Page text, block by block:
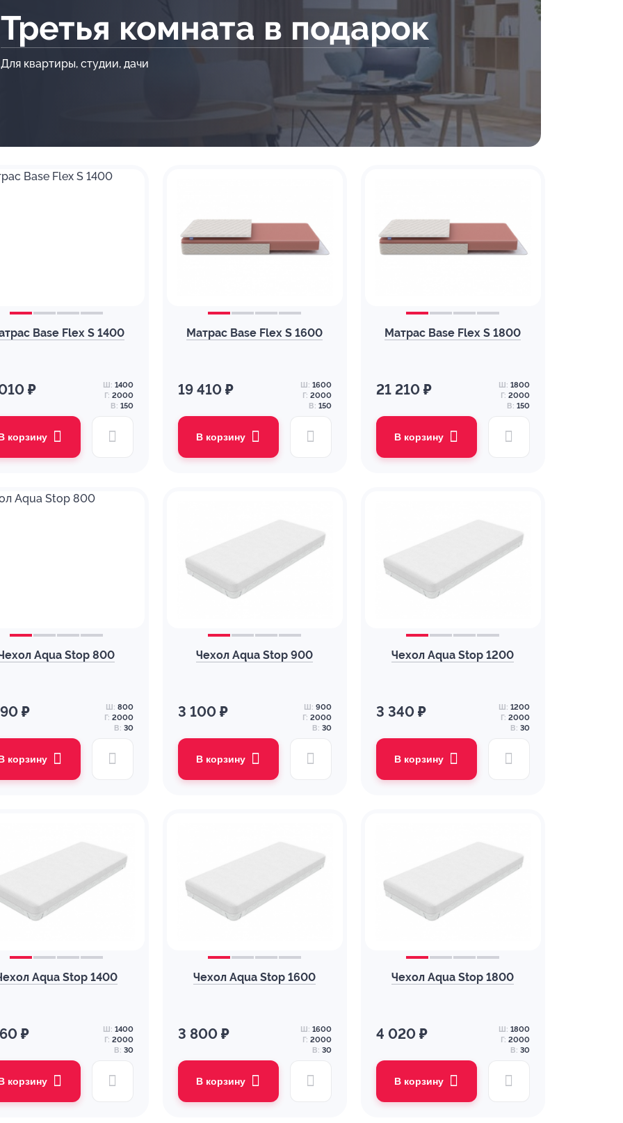
Третья комната в подарок
Для квартиры, студии, дачи
Base Flex S 1400
₽ Ш: 1400
Г: 2000
В: 150
корзину
Матрас Base Flex S 1600
19 410 ₽ Ш: 1600
Г: 2000
В: 150
В корзину
Матрас Base Flex S 1800
21 210 ₽ Ш: 1800
Г: 2000
В: 150
В корзину
Aqua Stop 800
₽ Ш: 800
Г: 2000
В: 30
корзину
Чехол Aqua Stop 900
3 100 ₽ Ш: 900
Г: 2000
В: 30
В корзину
Чехол Aqua Stop 1200
3 340 ₽ Ш: 1200
Г: 2000
В: 30
В корзину
Aqua Stop 1400
₽ Ш: 1400
Г: 2000
В: 30
корзину
Чехол Aqua Stop 1600
3 800 ₽ Ш: 1600
Г: 2000
В: 30
В корзину
Чехол Aqua Stop 1800
4 020 ₽ Ш: 1800
Г: 2000
В: 30
В корзину